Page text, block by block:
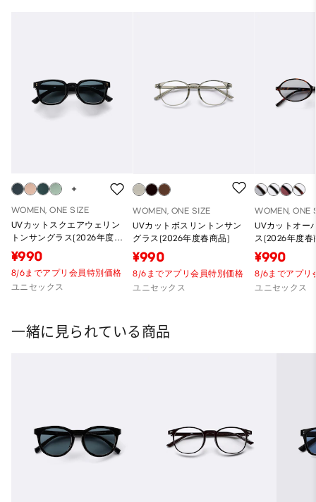
WOMEN, ONE SIZE
UVカットスクエアウェリン
トンサングラス(2026年度春
商品)
¥990
8/6までアプリ会員特別価格
ユニセックス
WOMEN, ONE SIZE
UVカットボスリントンサン
グラス(2026年度春商品)
¥990
8/6までアプリ会員特別価格
ユニセックス
WOMEN, ONE
UVカットオー
ス(2026年度春
¥990
8/6までアプリ
ユニセックス
一緒に見られている商品